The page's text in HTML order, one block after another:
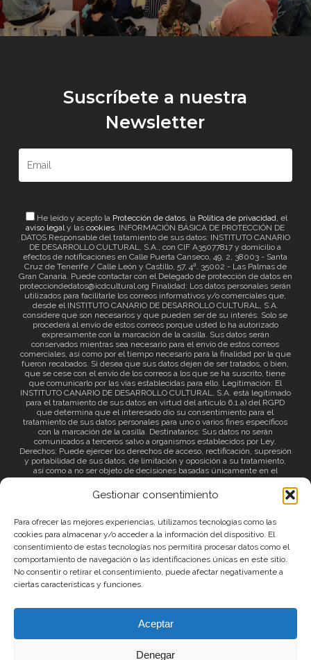
Gestionar consentimiento
Para ofrecer las mejores experiencias, utilizamos tecnologías como las
cookies para almacenar y/o acceder a la información del dispositivo. El
consentimiento de estas tecnologías nos permitirá procesar datos como el
comportamiento de navegación o las identificaciones únicas en este sitio.
No consentir o retirar el consentimiento, puede afectar negativamente a
ciertas características y funciones.
Aceptar
Denegar
Suscríbete a nuestra
Newsletter
He leído y acepto la Protección de datos, la Política de privacidad, el
aviso legaly lascookies. INFORMACIÓN BÁSICA DE PROTECCIÓN DE
DATOS Responsable del tratamiento de sus datos: INSTITUTO CANARIO
DE DESARROLLO CULTURAL, S.A., con CIF A35077817 y domicilio a
efectos de notificaciones en Calle Puerta Canseco, 49, 2, 38003 - Santa
Cruz de Tenerife / Calle León y Castillo, 57, 4ª. 35002 - Las Palmas de
Gran Canaria. Puede contactar con el Delegado de protección de datos en
protecciondedatos@icdcultural.org Finalidad: Los datos personales serán
utilizados para facilitarle los correos informativos y/o comerciales que,
desde el INSTITUTO CANARIO DE DESARROLLO CULTURAL, S.A.
considere que son necesarios y que pueden ser de su interés. Solo se
procederá al envío de estos correos porque usted lo ha autorizado
expresamente con la marcación de la casilla. Sus datos serán
conservados mientras sea necesario para el envío de estos correos
comerciales, así como por el tiempo necesario para la finalidad por la que
fueron recabados. Si desea que sus datos dejen de ser tratados, o bien,
que se cese con el envío de los correos a los que se ha suscrito, tiene
que comunicarlo por las vías establecidas para ello. Legitimación: El
INSTITUTO CANARIO DE DESARROLLO CULTURAL, S.A. está legitimado
para el tratamiento de sus datos en virtud del artículo 6.1.a) del RGPD
que determina que el interesado dio su consentimiento para el
tratamiento de sus datos personales para uno o varios fines específicos
con la marcación de la casilla. Destinatarios: Sus datos no serán
comunicados a terceros salvo a organismos establecidos por Ley.
Derechos: Puede ejercer los derechos de acceso, rectificación, supresión
y portabilidad de sus datos, de limitación y oposición a su tratamiento,
así como a no ser objeto de decisiones basadas únicamente en el
tratamiento automatizado de sus datos y revocar el consentimiento
prestado. Información adicional: Puede consultar la información adicional
a través del siguienteenlace.
© 2026 Canary Islands Film.
Protección de datos